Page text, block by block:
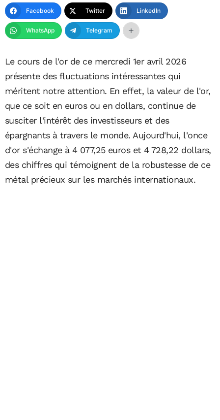
Facebook Twitter LinkedIn
WhatsApp Telegram
Le cours de l'or de ce mercredi 1er avril 2026
présente des fluctuations intéressantes qui
méritent notre attention. En effet, la valeur de l'or,
que ce soit en euros ou en dollars, continue de
susciter l'intérêt des investisseurs et des
épargnants à travers le monde. Aujourd'hui, l'once
d'or s'échange à 4 077,25 euros et 4 728,22 dollars,
des chiffres qui témoignent de la robustesse de ce
métal précieux sur les marchés internationaux.